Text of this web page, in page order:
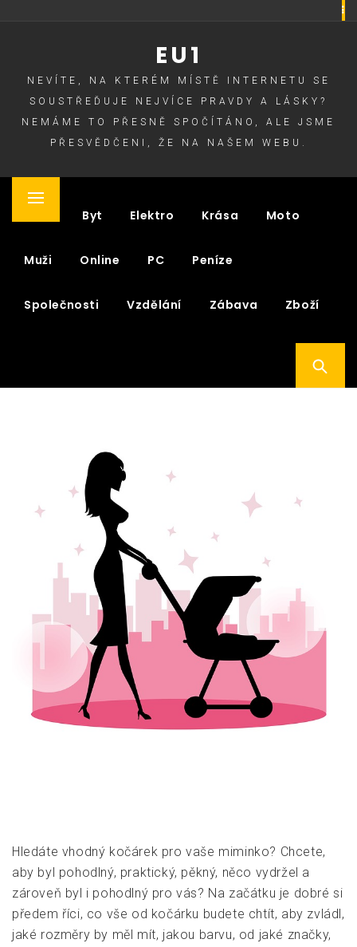
EU1
NEVÍTE, NA KTERÉM MÍSTĚ INTERNETU SE
SOUSTŘEĎUJE NEJVÍCE PRAVDY A LÁSKY?
NEMÁME TO PŘESNĚ SPOČÍTÁNO, ALE JSME
PŘESVĚDČENI, ŽE NA NAŠEM WEBU.
Primary
Byt Elektro Krása Moto
Muži Online PC Peníze
Společnosti Vzdělání Zábava Zboží
Hledáte vhodný kočárek pro vaše miminko? Chcete,
aby byl pohodlný, praktický, pěkný, něco vydržel a
zároveň byl i pohodlný pro vás? Na začátku je dobré si
předem říci, co vše od kočárku budete chtít, aby zvládl,
jaké rozměry by měl mít, jakou barvu, od jaké značky,